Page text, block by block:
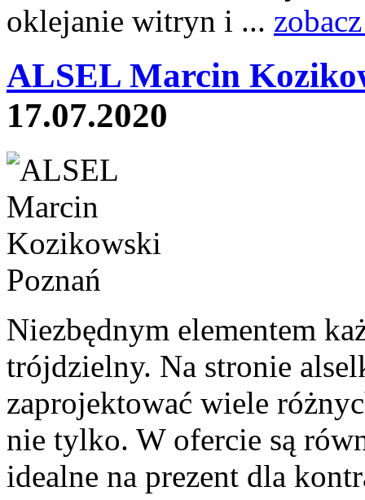
oklejanie witryn i ...
ALSEL Marcin
17.07.2020
Niezbędnym elementem
trójdzielny. Na stronie
zaprojektować wiele
nie tylko. W ofercie są
idealne na prezent dla